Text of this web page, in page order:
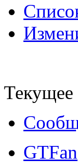
Текущее
GTFan